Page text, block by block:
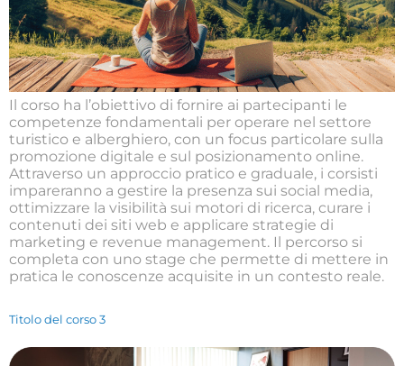
Il corso ha l’obiettivo di fornire ai partecipanti le
competenze fondamentali per operare nel settore
turistico e alberghiero, con un focus particolare sulla
promozione digitale e sul posizionamento online.
Attraverso un approccio pratico e graduale, i corsisti
impareranno a gestire la presenza sui social media,
ottimizzare la visibilità sui motori di ricerca, curare i
contenuti dei siti web e applicare strategie di
marketing e revenue management. Il percorso si
completa con uno stage che permette di mettere in
pratica le conoscenze acquisite in un contesto reale.
Titolo del corso 3